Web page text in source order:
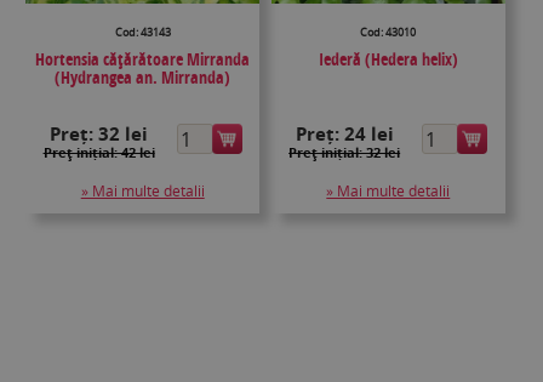
Cod: 43143
Hortensia cățărătoare Mirranda
(Hydrangea an. Mirranda)
Preț:32 lei
Preţ inițial: 42 lei
» Mai multe detalii
Cod: 43010
Iederă (Hedera helix)
Preț: 24 lei
Preţ inițial: 32 lei
» Mai multe detalii